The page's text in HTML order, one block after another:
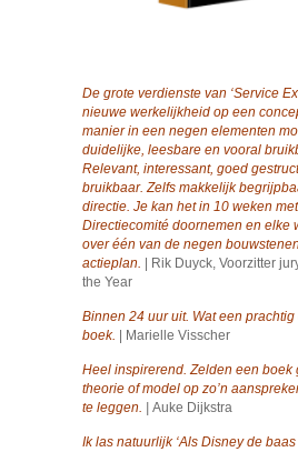
De grote verdienste van ‘Service
nieuwe werkelijkheid op een
manier in een negen elementen
duidelijke, leesbare en vooral
Relevant, interessant, goed
bruikbaar. Zelfs makkelijk
directie. Je kan het in 10 weken
Directiecomité doornemen en elke
over één van de negen
actieplan. | Rik Duyck, Voorzitter
the Year
Binnen 24 uur uit. Wat een
boek. | Marielle Visscher
Heel inspirerend. Zelden een boek
theorie of model op zo’n
te leggen.
Auke Dijkstra
Ik las natuurlijk ‘Als Disney de